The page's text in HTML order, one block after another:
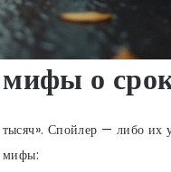
о
Спойлер — либо их
мифы: